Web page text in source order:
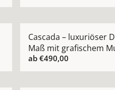
Cascada – luxuriöser
Maß mit grafischem
ab€490,00